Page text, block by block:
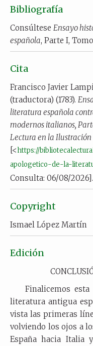
Bibliografía
Consúltese Ensayo
española, Parte I,
Cita
Francisco Javier
(traductora) (1783).
literatura española
modernos italianos,
Lectura en la Ilustración
[<https://
apologetico-de-la-
Consulta: 06/08/2026].
Copyright
Ismael López Martín
Edición
Finalicemos
literatura antigua
vista las primeras
volviendo los ojos a
España hacia Italia